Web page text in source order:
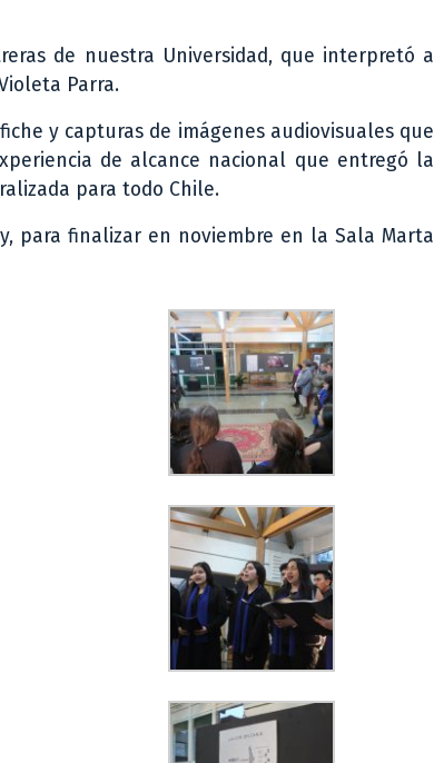
de nuestra Universidad, que interpretó a
Parra.
y capturas de imágenes audiovisuales que
de alcance nacional que entregó la
para todo Chile.
para finalizar en noviembre en la Sala Marta